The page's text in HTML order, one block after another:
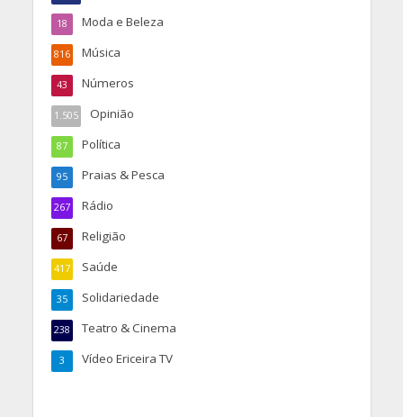
Moda e Beleza
18
Música
816
Números
43
Opinião
1.505
Política
87
Praias & Pesca
95
Rádio
267
Religião
67
Saúde
417
Solidariedade
35
Teatro & Cinema
238
Vídeo Ericeira TV
3